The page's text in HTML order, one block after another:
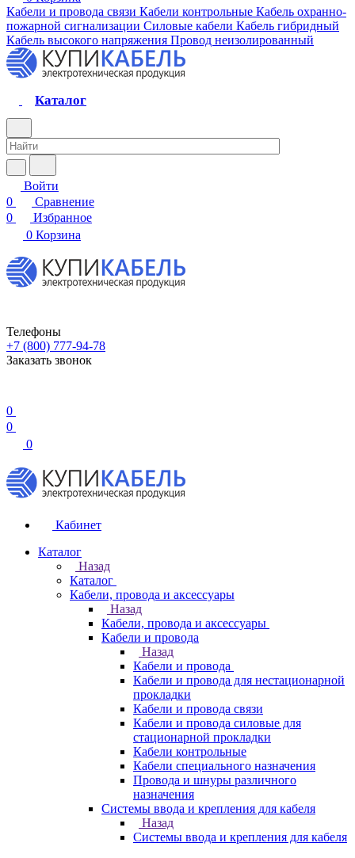
Кабели и провода связи Кабели контрольные Кабель охранно-
пожарной сигнализации Силовые кабели Кабель гибридный
Кабель высокого напряжения Провод неизолированный
Каталог
Войти
0
Сравнение
0
Избранное
0 Корзина
Телефоны
+7 (800) 777-94-78
Заказать звонок
0
0
0
Кабинет
Каталог
Назад
Каталог
Кабели, провода и аксессуары
Назад
Кабели, провода и аксессуары
Кабели и провода
Назад
Кабели и провода
Кабели и провода для нестационарной
прокладки
Кабели и провода связи
Кабели и провода силовые для
стационарной прокладки
Кабели контрольные
Кабели специального назначения
Провода и шнуры различного
назначения
Системы ввода и крепления для кабеля
Назад
Системы ввода и крепления для кабеля